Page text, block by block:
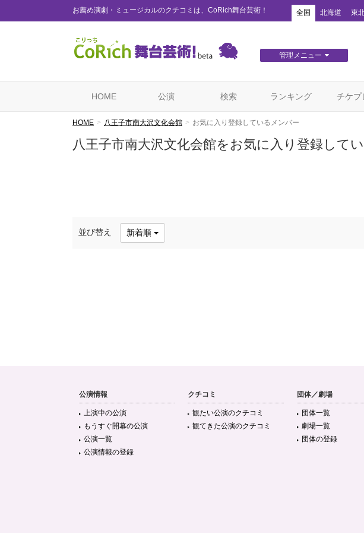
お薦め演劇・ミュージカルのクチコミは、CoRich舞台芸術！ 全国 北海道 東
管理メニュー
HOME 公演 検索 ランキング チケプ
HOME 八王子市南大沢文化会館 お気に入り登録しているメンバー
八王子市南大沢文化会館をお気に入り登録して
並び替え 新着順
公演情報
上演中の公演
もうすぐ開幕の公演
公演一覧
公演情報の登録
クチコミ
観たい公演のクチコミ
観てきた公演のクチコミ
団体／劇場
団体一覧
劇場一覧
団体の登録